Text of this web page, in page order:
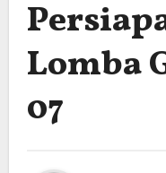
Lomba
07